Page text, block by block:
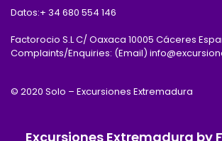
Datos:+ 34 680 554 146
Factorocio S.L C/ Oaxaca 10005 Cáceres
Complaints/Enquiries: (Email)
© 2020 Solo – Excursiones Extremadura
Excursiones Extremadura by